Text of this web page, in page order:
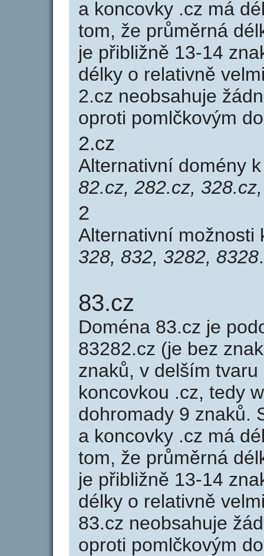
a koncovky .cz má
tom, že průměrná
je přibližně 13-14
délky o relativně
2.cz neobsahuje
oproti pomlčkovým
2.cz
Alternativní domény
82.cz, 282.cz,
2
Alternativní možnosti
328, 832, 3282, 8328.
83.cz
Doména 83.cz je
83282.cz (je bez
znaků, v delším
koncovkou .cz, tedy
dohromady 9 znaků.
a koncovky .cz má
tom, že průměrná
je přibližně 13-14
délky o relativně
83.cz neobsahuje
oproti pomlčkovým